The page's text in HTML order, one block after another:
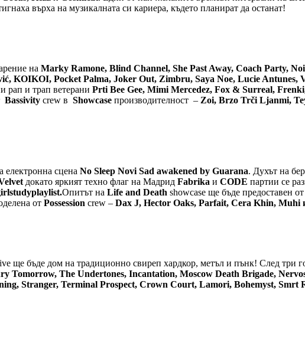
върха на музикалната си кариера, където планират да останат!
на Marky Ramone, Blind Channel, She Past Away, Coach Party,
KOIKOI, Pocket Palma, Joker Out, Zimbru, Saya Noe, Lucie
рап и трап ветерани Prti Bee Gee, Mimi Mercedez, Fox & Surreal,
Bassivity crew в Showcase производителност – Zoi, Brzo Trči Ljanmi,
електронна сцена No Sleep Novi Sad awakened by Guarana. Духът на
докато яркият техно флаг на Мадрид Fabrika и CODE партии се
Опитът на Life and Death showcase ще бъде предоставен от
от Possession crew – Dax J, Hector Oaks, Parfait, Cera Khin, Muhi
ще бъде дом на традиционно свиреп хардкор, метъл и пънк! След три
Tomorrow, The Undertones, Incantation, Moscow Death Brigade,
Stranger, Terminal Prospect, Crown Court, Lamori, Bohemyst, Smrt